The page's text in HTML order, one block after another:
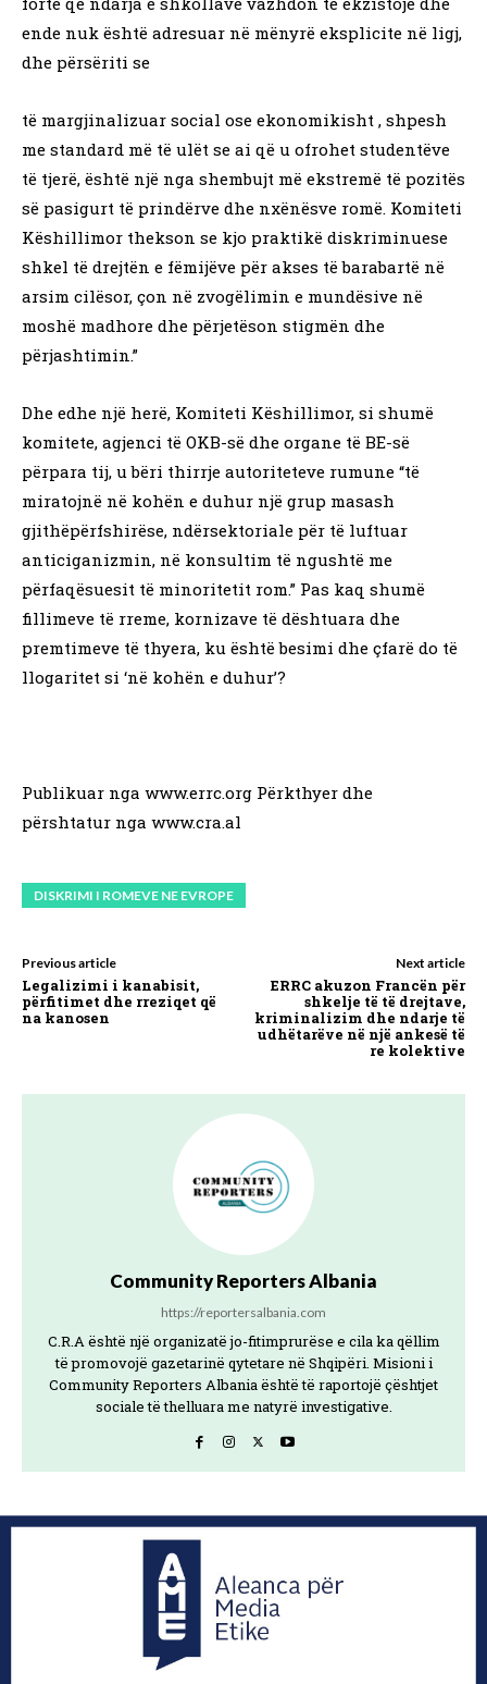
ende nuk është adresuar në mënyrë eksplicite në ligj,
dhe përsëriti se
të margjinalizuar social ose ekonomikisht , shpesh
me standard më të ulët se ai që u ofrohet studentëve
të tjerë, është një nga shembujt më ekstremë të pozitës
së pasigurt të prindërve dhe nxënësve romë. Komiteti
Këshillimor thekson se kjo praktikë diskriminuese
shkel të drejtën e fëmijëve për akses të barabartë në
arsim cilësor, çon në zvogëlimin e mundësive në
moshë madhore dhe përjetëson stigmën dhe
përjashtimin.”
Dhe edhe një herë, Komiteti Këshillimor, si shumë
komitete, agjenci të OKB-së dhe organe të BE-së
përpara tij, u bëri thirrje autoriteteve rumune “të
miratojnë në kohën e duhur një grup masash
gjithëpërfshirëse, ndërsektoriale për të luftuar
anticiganizmin, në konsultim të ngushtë me
përfaqësuesit të minoritetit rom.” Pas kaq shumë
fillimeve të rreme, kornizave të dështuara dhe
premtimeve të thyera, ku është besimi dhe çfarë do të
llogaritet si ‘në kohën e duhur’?
Publikuar nga www.errc.org Përkthyer dhe
përshtatur nga www.cra.al
DISKRIMI I ROMEVE NE EVROPE
Previous article
Legalizimi i kanabisit,
përfitimet dhe rreziqet që
na kanosen
Next article
ERRC akuzon Francën për
shkelje të të drejtave,
kriminalizim dhe ndarje të
udhëtarëve në një ankesë të
re kolektive
Community Reporters Albania
https://reportersalbania.com
C.R.A është një organizatë jo-fitimprurëse e cila ka qëllim
të promovojë gazetarinë qytetare në Shqipëri. Misioni i
Community Reporters Albania është të raportojë çështjet
sociale të thelluara me natyrë investigative.